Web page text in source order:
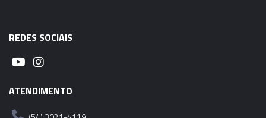
165MM
06043 - CONE MODULAR CBH - BT40-CBH6-
REDES SOCIAIS
ATENDIMENTO